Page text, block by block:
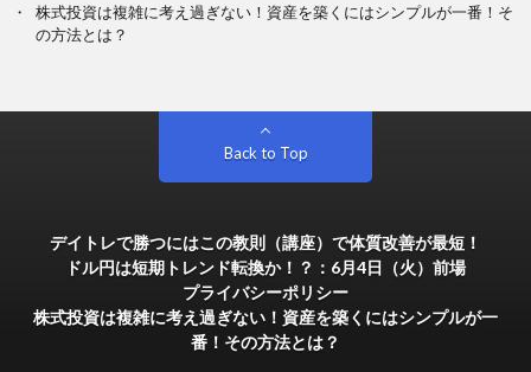
株式投資は複雑に考え過ぎない！資産を築くにはシンプルが一番！そ
の方法とは？
Back to Top
デイトレで勝つにはこの教則（講座）で体質改善が最短！
ドル円は短期トレンド転換か！？：6月4日（火）前場
プライバシーポリシー
株式投資は複雑に考え過ぎない！資産を築くにはシンプルが一
番！その方法とは？